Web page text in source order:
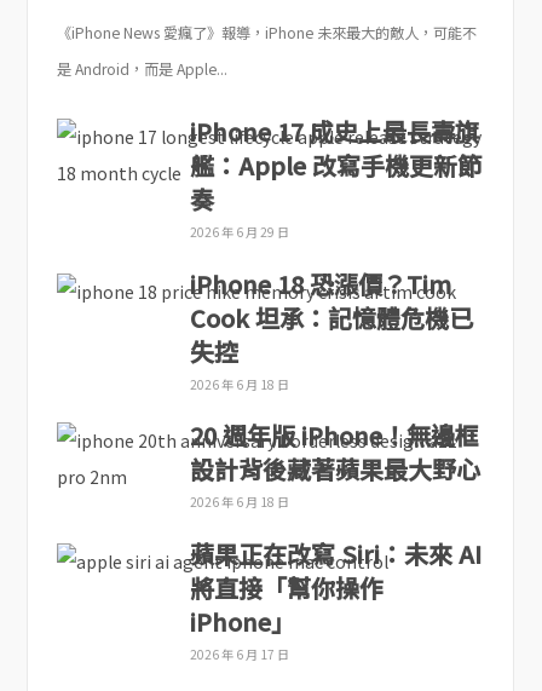
《iPhone News 愛瘋了》報導，iPhone 未來最大的敵人，可能不
是 Android，而是 Apple...
iPhone 17 成史上最長壽旗
艦：Apple 改寫手機更新節
奏
2026 年 6 月 29 日
iPhone 18 恐漲價？Tim
Cook 坦承：記憶體危機已
失控
2026 年 6 月 18 日
20 週年版 iPhone！無邊框
設計背後藏著蘋果最大野心
2026 年 6 月 18 日
蘋果正在改寫 Siri：未來 AI
將直接「幫你操作
iPhone」
2026 年 6 月 17 日